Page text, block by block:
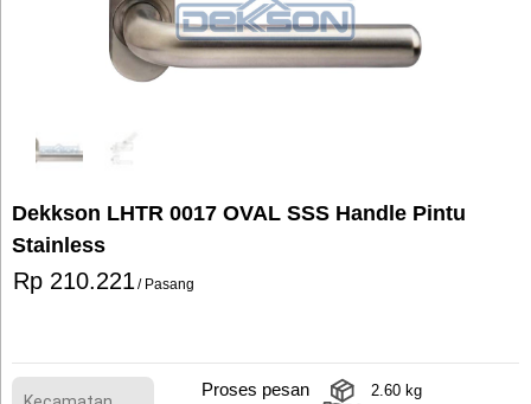
Dekkson LHTR 0017 OVAL SSS Handle Pintu
Stainless
Rp 210.221 / Pasang
Proses pesan
2.60 kg